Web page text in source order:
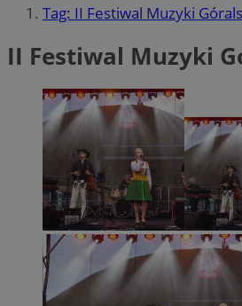
Tag: II Festiwal Muzyki
II Festiwal Muzyki